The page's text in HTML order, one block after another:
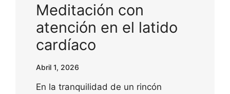
Meditación con
atención en el latido
cardíaco
Abril 1, 2026
En la tranquilidad de un rincón